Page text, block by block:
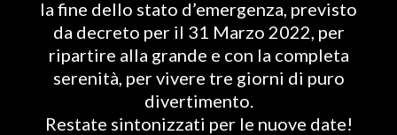
la fine dello stato d’emergenza, previsto
da decreto per il 31 Marzo 2022, per
ripartire alla grande e con la completa
serenità, per vivere tre giorni di puro
divertimento.
Restate sintonizzati per le nuove date!